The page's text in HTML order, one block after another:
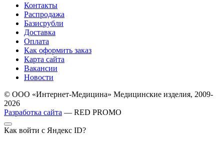
Контакты
Распродажа
Базисрубли
Доставка
Оплата
Как оформить заказ
Карта сайта
Вакансии
Новости
© ООО «Интернет-Медицина» Медицинские изделия, 2009-
2026
Разработка сайта — RED PROMO
Как войти с Яндекс ID?